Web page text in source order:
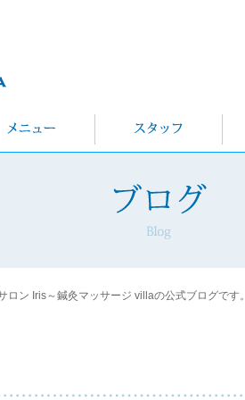
ン Iris～鍼灸マッサージ villaの公式ブログです。